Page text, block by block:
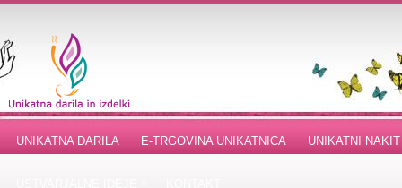
UNIKATNA DARILA E-TRGOVINA UNIKATNICA UNIKATNI NAKIT